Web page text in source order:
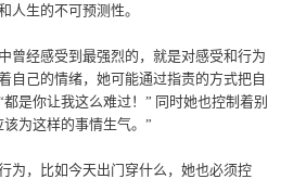
人生的不可预测性。
曾经感受到最强烈的，就是对感受和行为
自己的情绪，她可能通过指责的方式把自
是你让我这么难过！” 同时她也控制着别
为这样的事情生气。”
为，比如今天出门穿什么，她也必须控